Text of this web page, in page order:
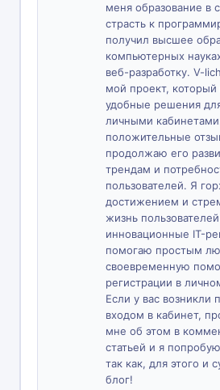
меня образование в
страсть к
получил высшее
компьютерных
веб-разработку. V-
мой проект, который
удобные решения
личными
положительные
продолжаю его
трендам и
пользователей. Я
достижением и
жизнь
инновационные IT-
помогаю простым
своевременную
регистрации в
Если у вас возникли
входом в кабинет,
мне об этом в
статьей и я
так как, для этого и
блог!